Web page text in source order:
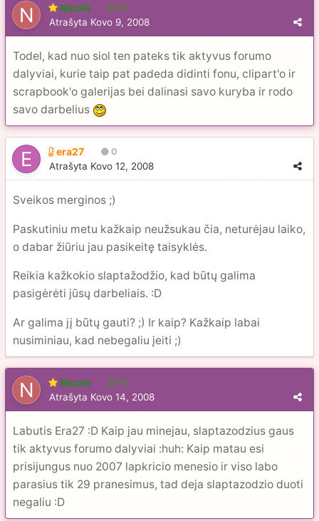
Nicole 56
Atrašyta Kovo 9, 2008
Todel, kad nuo siol ten pateks tik aktyvus forumo
dalyviai, kurie taip pat padeda didinti fonu, clipart'o ir
scrapbook'o galerijas bei dalinasi savo kuryba ir rodo
savo darbelius
era27 0
Atrašyta Kovo 12, 2008
Sveikos merginos ;)
Paskutiniu metu kažkaip neužsukau čia, neturėjau laiko,
o dabar žiūriu jau pasikeitę taisyklės.
Reikia kažkokio slaptažodžio, kad būtų galima
pasigėrėti jūsų darbeliais. :D
Ar galima jį būtų gauti? ;) Ir kaip? Kažkaip labai
nusiminiau, kad nebegaliu įeiti ;)
Nicole 56
Atrašyta Kovo 14, 2008
Labutis Era27 :D Kaip jau minejau, slaptazodzius gaus
tik aktyvus forumo dalyviai :huh: Kaip matau esi
prisijungus nuo 2007 lapkricio menesio ir viso labo
parasius tik 29 pranesimus, tad deja slaptazodzio duoti
negaliu :D